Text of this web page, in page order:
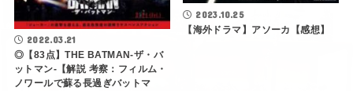
2022.03.21
◎【83点】THE BATMAN-ザ・バ
ットマン-【解説 考察：フィルム・
ノワールで蘇る長過ぎバットマ
2023.10.25
【海外ドラマ】アソーカ【感想】